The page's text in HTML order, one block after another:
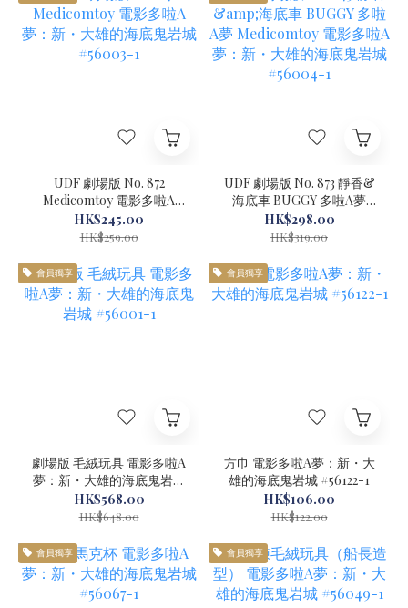
UDF 劇場版 No. 872
Medicomtoy 電影多啦A
夢：新・大雄的海底鬼岩城
#56003-1
HK$245.00
HK$259.00
UDF 劇場版 No. 873 靜香&
海底車 BUGGY 多啦A夢
Medicomtoy 電影多啦A
夢：新・大雄的海底鬼岩城
HK$298.00
HK$319.00
會員獨享
劇場版 毛絨玩具 電影多啦A
夢：新・大雄的海底鬼岩城
#56001-1
HK$568.00
HK$648.00
會員獨享
方巾 電影多啦A夢：新・大
雄的海底鬼岩城 #56122-1
HK$106.00
HK$122.00
會員獨享 會員獨享